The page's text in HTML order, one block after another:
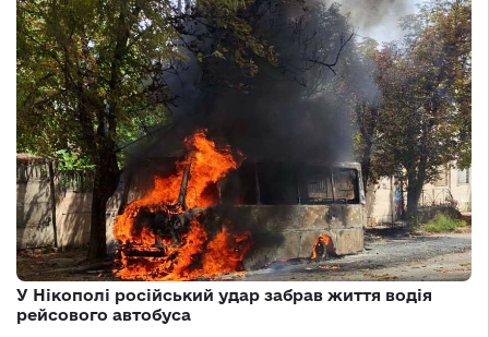
У Нікополі російський удар забрав життя водія
рейсового автобуса